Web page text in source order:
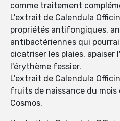
comme traitement
L'extrait de Calendula
propriétés antifongiques,
antibactériennes qui
cicatriser les plaies, apaiser
l'érythème fessier.
L'extrait de Calendula
fruits de naissance du
Cosmos.